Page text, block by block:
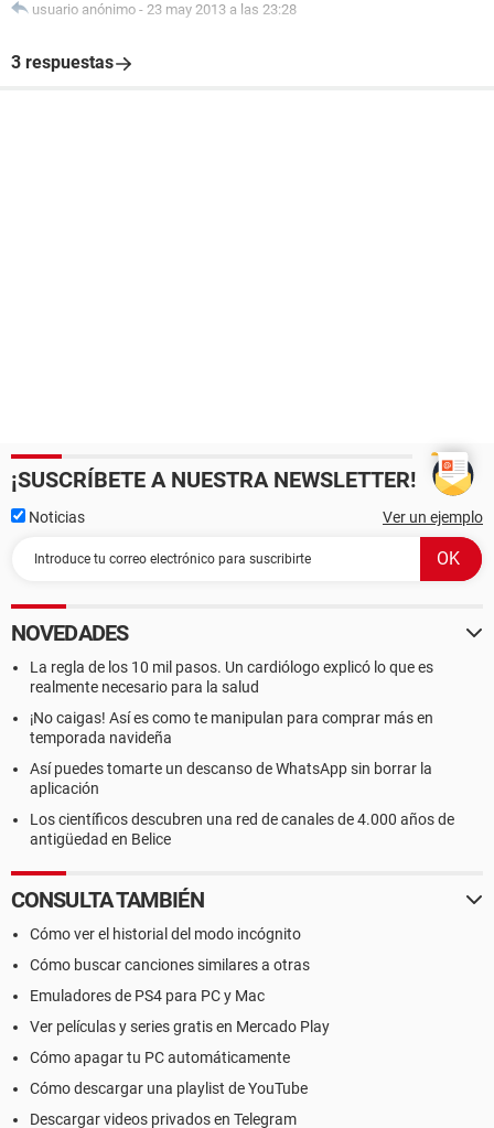
usuario anónimo - 23 may 2013 a las 23:28
3 respuestas
¡SUSCRÍBETE A NUESTRA NEWSLETTER!
Noticias Ver un ejemplo
NOVEDADES
La regla de los 10 mil pasos. Un cardiólogo explicó lo que es
realmente necesario para la salud
¡No caigas! Así es como te manipulan para comprar más en
temporada navideña
Así puedes tomarte un descanso de WhatsApp sin borrar la
aplicación
Los científicos descubren una red de canales de 4.000 años de
antigüedad en Belice
CONSULTA TAMBIÉN
Cómo ver el historial del modo incógnito
Cómo buscar canciones similares a otras
Emuladores de PS4 para PC y Mac
Ver películas y series gratis en Mercado Play
Cómo apagar tu PC automáticamente
Cómo descargar una playlist de YouTube
Descargar videos privados en Telegram